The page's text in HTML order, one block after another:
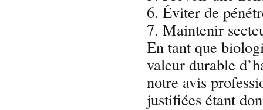
6. Éviter de
7. Maintenir
En tant que
valeur durable
notre avis
justifiées étant